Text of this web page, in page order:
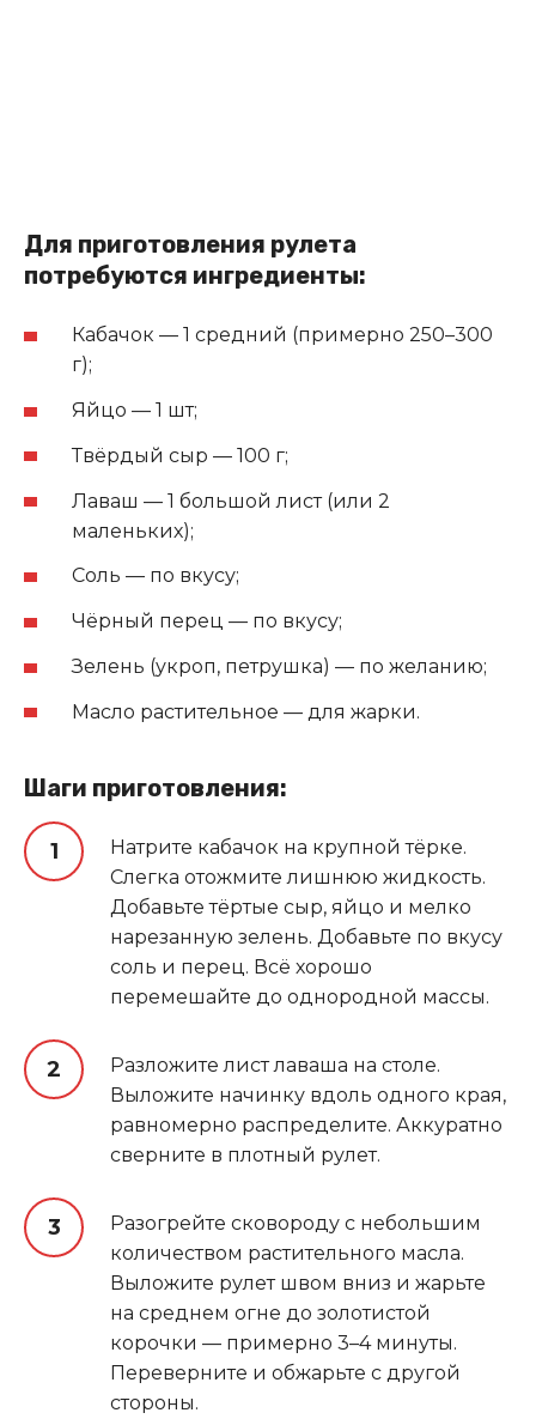
Для приготовления рулета
потребуются ингредиенты:
Кабачок — 1 средний (примерно 250–300
г);
Яйцо — 1 шт;
Твёрдый сыр — 100 г;
Лаваш — 1 большой лист (или 2
маленьких);
Соль — по вкусу;
Чёрный перец — по вкусу;
Зелень (укроп, петрушка) — по желанию;
Масло растительное — для жарки.
Шаги приготовления:
Натрите кабачок на крупной тёрке.
Слегка отожмите лишнюю жидкость.
Добавьте тёртые сыр, яйцо и мелко
нарезанную зелень. Добавьте по вкусу
соль и перец. Всё хорошо
перемешайте до однородной массы.
Разложите лист лаваша на столе.
Выложите начинку вдоль одного края,
равномерно распределите. Аккуратно
сверните в плотный рулет.
Разогрейте сковороду с небольшим
количеством растительного масла.
Выложите рулет швом вниз и жарьте
на среднем огне до золотистой
корочки — примерно 3–4 минуты.
Переверните и обжарьте с другой
стороны.